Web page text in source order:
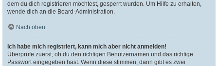
dem du dich registrieren möchtest, gesperrt wurden. Um Hilfe zu erhalten,
wende dich an die Board-Administration.
Nach oben
Ich habe mich registriert, kann mich aber nicht anmelden!
Überprüfe zuerst, ob du den richtigen Benutzernamen und das richtige
Passwort eingegeben hast. Wenn diese stimmen, dann gibt es zwei